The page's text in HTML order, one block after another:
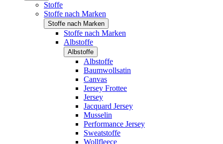
Stoffe
Stoffe nach Marken
Stoffe nach Marken
Stoffe nach Marken
Albstoffe
Albstoffe
Albstoffe
Baumwollsatin
Canvas
Jersey Frottee
Jersey
Jacquard Jersey
Musselin
Performance Jersey
Sweatstoffe
Wollfleece